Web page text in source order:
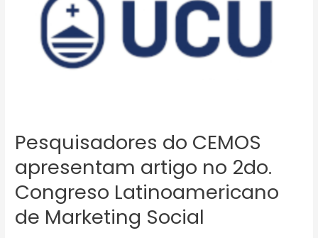
Pesquisadores do CEMOS
apresentam artigo no 2do.
Congreso Latinoamericano
de Marketing Social
Congreso
Latinoamericano